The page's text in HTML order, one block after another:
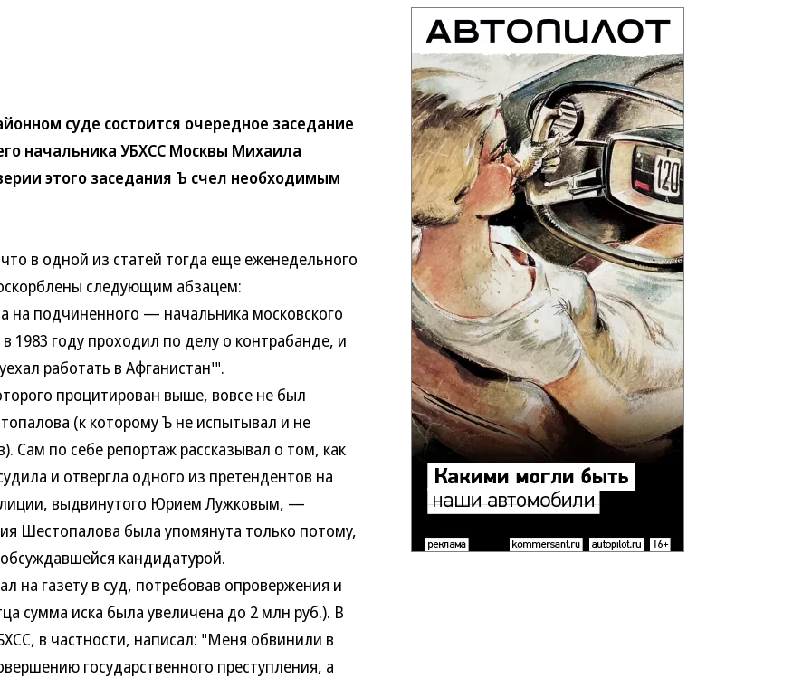
суде состоится очередное заседание
начальника УБХСС Москвы Михаила
этого заседания Ъ счел необходимым
в одной из статей тогда еще еженедельного
следующим абзацем:
подчиненного — начальника московского
1983 году проходил по делу о контрабанде, и
работать в Афганистан'".
процитирован выше, вовсе не был
(к которому Ъ не испытывал и не
Сам по себе репортаж рассказывал о том, как
и отвергла одного из претендентов на
выдвинутого Юрием Лужковым, —
Шестопалова была упомянута только потому,
кандидатурой.
газету в суд, потребовав опровержения и
сумма иска была увеличена до 2 млн руб.). В
в частности, написал: "Меня обвинили в
государственного преступления, а